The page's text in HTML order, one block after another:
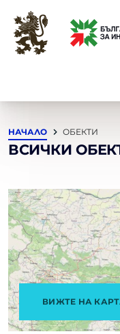
ОБЕКТИ
2025 © Българска
НАЧАЛО ОБЕКТИ
ВСИЧКИ
ВИЖТЕ НА